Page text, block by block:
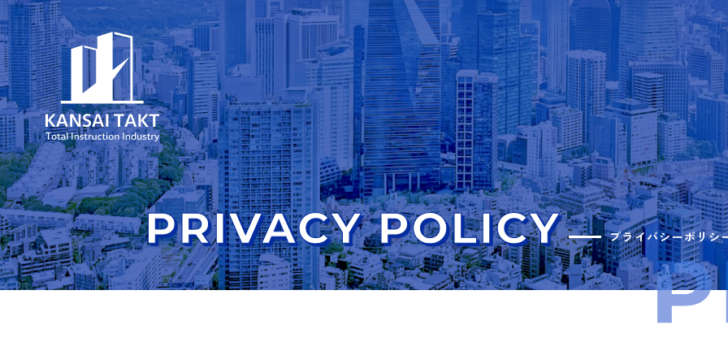
プライバシーポリシ